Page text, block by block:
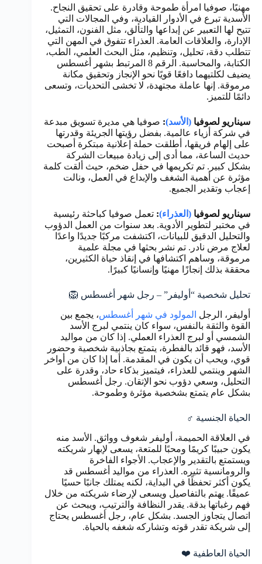
مهنيًا، صوفيا امرأة طموحة وقادرة على تحقيق النجاح.
الأسدية تبرع في الأدوار القيادية، وفي المجالات التي
تتيح لها التعبير عن إبداعها والتألق، مثل الفنون، التمثيل،
الإدارة، والعلاقات العامة. العذراء تتفوق في المهن التي
تتطلب دقة، تحليل، وتنظيم، مثل البحث العلمي، الطب،
الكتابة، والمحاسبة. الرقم 8 المرتبط بشهر أغسطس
يضيف لكلتيهما دافعًا قويًا نحو الإنجاز وتحقيق مكانة
مرموقة. إنها عاملة مجتهدة، لا تخشى التحديات، وتسعى
دائمًا للتميز.
سيناريو لصوفيا (الأسد): صوفيا هي مديرة تسويق مبدعة
في شركة أزياء عالمية. بفضل رؤيتها الجريئة وقدرتها
على إلهام فريقها، أطلقت حملة إعلانية مبتكرة أصبحت
حديث الساعة، مما أدى إلى زيادة مبيعات الشركة
بشكل كبير. تم تكريمها في حفل ضخم، حيث ألقت كلمة
مؤثرة عن أهمية الشغف والإبداع في العمل، ونالت
إعجاب وتقدير الجميع.
سيناريو لصوفيا (العذراء): تعمل صوفيا كباحثة رئيسية
في مختبر لتطوير الأدوية. بعد سنوات من العمل الدؤوب
والتحليل الدقيق للبيانات، اكتشفت مركبًا جديدًا واعدًا
لعلاج مرض نادر. تم نشر بحثها في مجلة علمية
مرموقة، وساهم اكتشافها في إنقاذ حياة الكثيرين،
محققة بذلك إنجازًا مهنيًا وإنسانيًا كبيرًا.
تحليل شخصية “أوليفر” – رجل شهر أغسطس 🦁
أوليفر، الرجل المولود في شهر أغسطس، يجمع بين
القوة والثقة بالنفس، سواء كان ينتمي لبرج الأسد
الشمسي أو لبرج العذراء العملي. إذا كان من مواليد
الأسد، فهو قائد بالفطرة، يتمتع بجاذبية شخصية وحضور
قوي، ويحب أن يكون في المقدمة. أما إذا كان من أواخر
الشهر وينتمي للعذراء، فيتميز بذكاء حاد، وقدرة على
التحليل، وسعي دؤوب نحو الإتقان. رجل أغسطس
بشكل عام يتمتع بشخصية مؤثرة وطموحة.
الحياة الجنسية ♂️
في العلاقة الحميمة، أوليفر شغوف وواثق. الأسد منه
يكون حبيبًا كريمًا ومحبًا للمتعة، يسعى لإبهار شريكته
ويستمتع بالتقدير والإعجاب. الأجواء الفاخرة
والرومانسية تثيره. العذراء من مواليد أغسطس قد
يكون أكثر تحفظًا في البداية، لكنه يمتلك جانبًا حسيًا
عميقًا. يهتم بالتفاصيل ويسعى لإرضاء شريكته من خلال
فهم رغباتها بدقة. يقدر النظافة والترتيب، ويبحث عن
اتصال يتجاوز الجسد. بشكل عام، رجل أغسطس يحتاج
إلى شريكة تقدر قوته وتشاركه شغفه بالحياة.
الحياة العاطفية ❤️